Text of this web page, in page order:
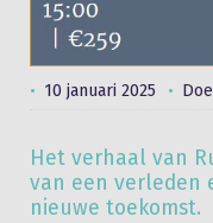
10 januari 2025
Het verhaal van
van een verleden
nieuwe toekomst.